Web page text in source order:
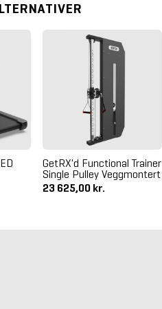
GetRX'd Functional Trainer
Single Pulley Veggmontert
23 625,00 kr.